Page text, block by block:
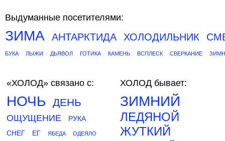
Выдуманные посетителями:
ЗИМА АНТАРКТИДА ХОЛОДИЛЬНИК
БУКА ЛЫЖИ ДЬЯВОЛ ГОТИКА КАМЕНЬ ВСПЛЕСК СВЕРКАНИЕ
«ХОЛОД» связано с:
НОЧЬ ДЕНЬ
ОЩУЩЕНИЕ
РУКА
СНЕГ
ЕГ ЯБЕДА ОДЕЯЛО
ХОЛОД бывает:
ЗИМНИЙ
ЛЕДЯНОЙ
ЖУТКИЙ